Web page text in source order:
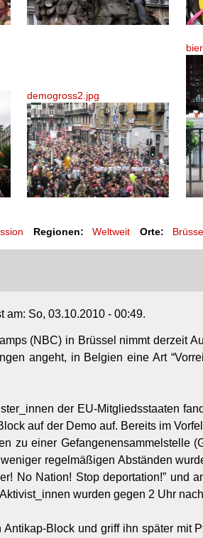
demogross2.jpg
Regionen: Weltweit Orte:
am: So, 03.10.2010 - 00:49.
(NBC) in Brüssel nimmt derzeit
angeht, in Belgien eine Art
der EU-Mitgliedsstaaten
auf der Demo auf. Bereits im
zu einer
regelmäßigen Abständen
No Nation! Stop deportation!”
wurden gegen 2 Uhr
Block und griff ihn später mit